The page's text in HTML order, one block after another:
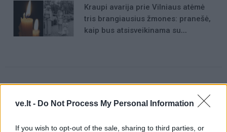
ve.lt - Do Not Process My Personal Information
If you wish to opt-out of the sale, sharing to third parties, or
Kraupi avarija prie Vilniaus atėmė
tris brangiausius žmones: pranešė,
kaip bus atsisveikinama su
Raktažodžiai